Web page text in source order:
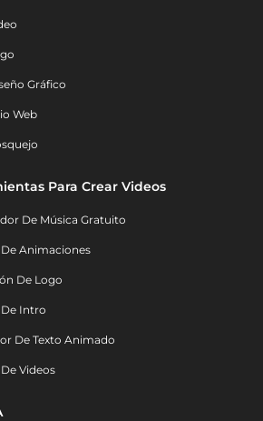
Gráfico
Web
Para Crear Videos
De Música Gratuito
Animaciones
De Logo
Intro
De Texto Animado
Videos